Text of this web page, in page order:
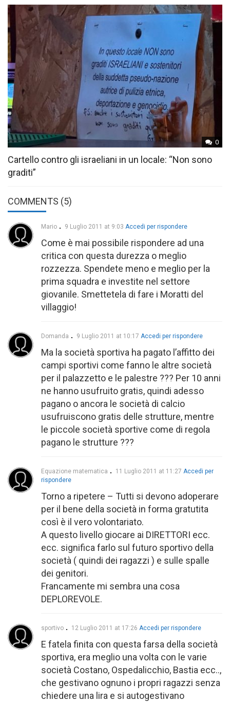
0
Cartello contro gli israeliani in un locale: “Non sono
graditi”
COMMENTS (5)
Mario 9 Luglio 2011 at 9:03 Accedi per rispondere
Come è mai possibile rispondere ad una
critica con questa durezza o meglio
rozzezza. Spendete meno e meglio per la
prima squadra e investite nel settore
giovanile. Smettetela di fare i Moratti del
villaggio!
Domanda 9 Luglio 2011 at 10:17 Accedi per rispondere
Ma la società sportiva ha pagato l’affitto dei
campi sportivi come fanno le altre società
per il palazzetto e le palestre ??? Per 10 anni
ne hanno usufruito gratis, quindi adesso
pagano o ancora le società di calcio
usufruiscono gratis delle strutture, mentre
le piccole società sportive come di regola
pagano le strutture ???
Equazione matematica 11 Luglio 2011 at 11:27 Accedi per
rispondere
Torno a ripetere – Tutti si devono adoperare
per il bene della società in forma gratutita
così è il vero volontariato.
A questo livello giocare ai DIRETTORI ecc.
ecc. significa farlo sul futuro sportivo della
società ( quindi dei ragazzi ) e sulle spalle
dei genitori.
Francamente mi sembra una cosa
DEPLOREVOLE.
sportivo 12 Luglio 2011 at 17:26 Accedi per rispondere
E fatela finita con questa farsa della società
sportiva, era meglio una volta con le varie
società Costano, Ospedalicchio, Bastia ecc..,
che gestivano ognuno i propri ragazzi senza
chiedere una lira e si autogestivano